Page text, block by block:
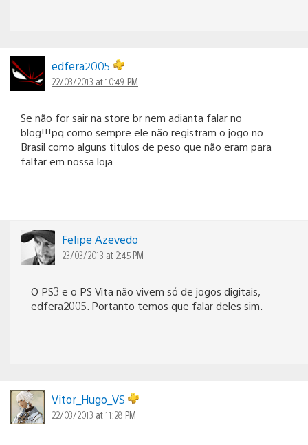
edfera2005
22/03/2013 at 10:49 PM
Se não for sair na store br nem adianta falar no
blog!!!pq como sempre ele não registram o jogo no
Brasil como alguns titulos de peso que não eram para
faltar em nossa loja.
Felipe Azevedo
23/03/2013 at 2:45 PM
O PS3 e o PS Vita não vivem só de jogos digitais,
edfera2005. Portanto temos que falar deles sim.
Vitor_Hugo_VS
22/03/2013 at 11:28 PM